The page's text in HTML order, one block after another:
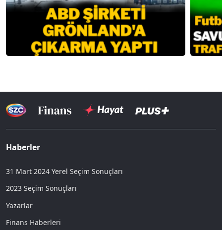
Haberler
31 Mart 2024 Yerel Seçim Sonuçları
2023 Seçim Sonuçları
Yazarlar
Finans Haberleri